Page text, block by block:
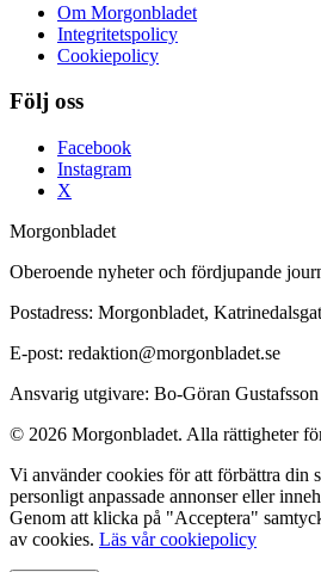
Om Morgonbladet
Integritetspolicy
Cookiepolicy
Följ oss
Facebook
Instagram
X
Morgonbladet
Oberoende nyheter och fördjupande
Postadress: Morgonbladet,
E-post: redaktion@morgonbladet.se
Ansvarig utgivare: Bo-Göran Gustafsson
© 2026 Morgonbladet. Alla rättigheter
Vi använder cookies för att förbättra din
personligt anpassade annonser eller
Genom att klicka på "Acceptera"
av cookies. Läs vår cookiepolicy